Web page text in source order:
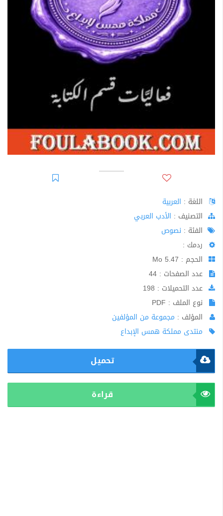
اللغة : العربية
اﻟﺘﺼﻨﻴﻒ : الأدب العربي
الفئة : نصوص
ردمك :
الحجم : 5.47 Mo
عدد الصفحات : 44
عدد التحميلات : 198
نوع الملف : PDF
المؤلف : مجموعة من المؤلفين
منتدى مملكة همس الإبداع
تحميل
قراءة